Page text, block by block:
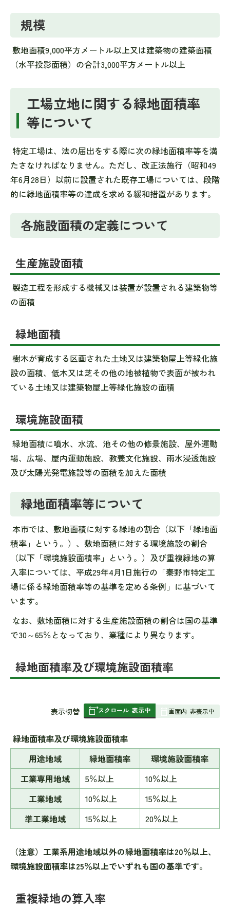
規模
敷地面積9,000平方メートル以上又は建築物の建築面積
（水平投影面積）の合計3,000平方メートル以上
工場立地に関する緑地面積率
等について
特定工場は、法の届出をする際に次の緑地面積率等を満
たさなければなりません。ただし、改正法施行（昭和49
年6月28日）以前に設置された既存工場については、段階
的に緑地面積率等の達成を求める緩和措置があります。
各施設面積の定義について
生産施設面積
製造工程を形成する機械又は装置が設置される建築物等
の面積
緑地面積
樹木が育成する区画された土地又は建築物屋上等緑化施
設の面積、低木又は芝その他の地被植物で表面が被われ
ている土地又は建築物屋上等緑化施設の面積
環境施設面積
緑地面積に噴水、水流、池その他の修景施設、屋外運動
場、広場、屋内運動施設、教養文化施設、雨水浸透施設
及び太陽光発電施設等の面積を加えた面積
緑地面積率等について
本市では、敷地面積に対する緑地の割合（以下「緑地面
積率」という。）、敷地面積に対する環境施設の割合
（以下「環境施設面積率」という。）及び重複緑地の算
入率については、平成29年4月1日施行の「秦野市特定工
場に係る緑地面積率等の基準を定める条例」に基づいて
います。
なお、敷地面積に対する生産施設面積の割合は国の基準
で30～65％となっており、業種により異なります。
緑地面積率及び環境施設面積率
表
み
の
表示切替 スクロール 表示中 画面内 非表示中
緑地面積率及び環境施設面積率
用途地域
緑地面積率
環境施設面積率
工業専用地域
5％以上
10％以上
工業地域
10％以上
15％以上
準工業地域
15％以上 20％以上
（注意）工業系用途地域以外の緑地面積率は20％以上、
環境施設面積率は25％以上でいずれも国の基準です。
重複緑地の算入率